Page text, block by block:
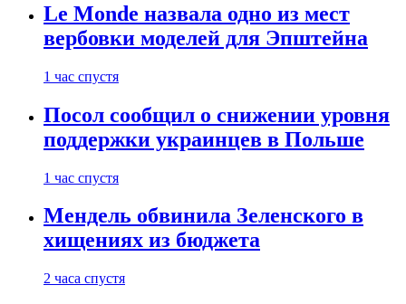
Le Monde назвала одно из мест
вербовки моделей для Эпштейна
1 час спустя
Посол сообщил о снижении уровня
поддержки украинцев в Польше
1 час спустя
Мендель обвинила Зеленского в
хищениях из бюджета
2 часа спустя